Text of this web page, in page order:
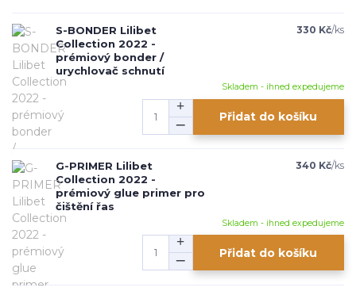
S-BONDER Lilibet
Collection 2022 -
prémiový bonder /
urychlovač schnutí
330 Kč/ks
Skladem - ihned expedujeme
Přidat do košíku
G-PRIMER Lilibet
Collection 2022 -
prémiový glue primer pro
čištění řas
340 Kč/ks
Skladem - ihned expedujeme
Přidat do košíku